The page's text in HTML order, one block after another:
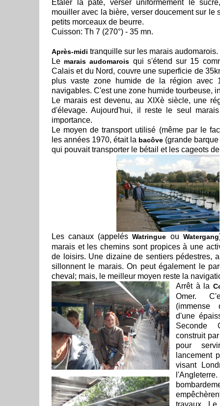
Étaler la pâte, verser uniformément le
mouiller avec la bière, verser doucement sur le
petits morceaux de beurre.
Cuisson: Th 7 (270°) - 35 mn.
Après-midi tranquille sur les marais audomarois.
Le marais audomarois qui s'étend sur 15
Calais et du Nord, couvre une superficie de
plus vaste zone humide de la région avec
navigables. C'est une zone humide tourbeuse,
Le marais est devenu, au XIXè siècle, une
d'élevage. Aujourd'hui, il reste le seul
importance.
Le moyen de transport utilisé (même par le
les années 1970, était la bacôve (grande
qui pouvait transporter le bétail et les cageots
Les canaux (appelésWatringue ou Watergang
marais et les chemins sont propices à une
de loisirs. Une dizaine de sentiers pédestres,
sillonnent le marais. On peut également le
cheval; mais, le meilleur moyen reste la
Arrêt à la
Omer.
(immense
d'une
Seconde
construit
pour
lancement
visant